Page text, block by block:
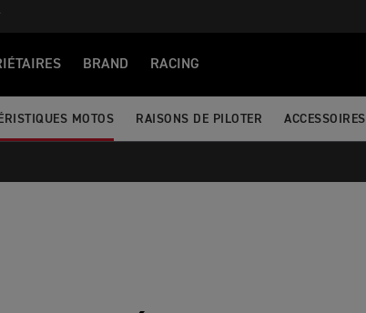
BRAND RACING
MOTOS RAISONS DE PILOTER ACCESSOIRES